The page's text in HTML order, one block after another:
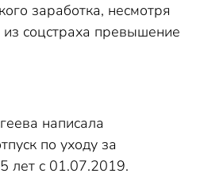
заработка, несмотря
соцстраха превышение
написала
по уходу за
лет с 01.07.2019.